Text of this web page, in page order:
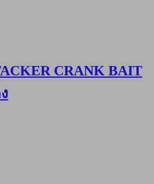
CRANK BAIT